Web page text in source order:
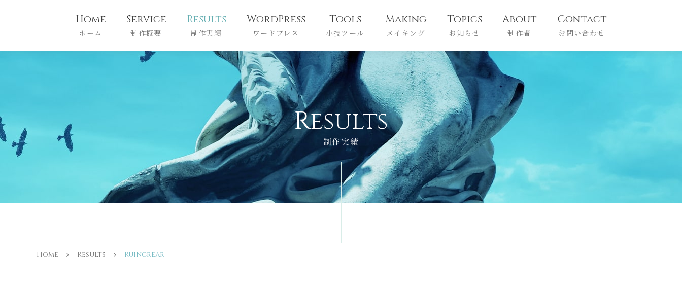
Home
ホーム
Service
制作概要
Results
制作実績
WordPress
ワードプレス
Tools
小技ツール
Making
メイキング
Topics
お知らせ
About
制作者
Contact
お問い合わせ
制作実績
Results
Home Results Ruincrear